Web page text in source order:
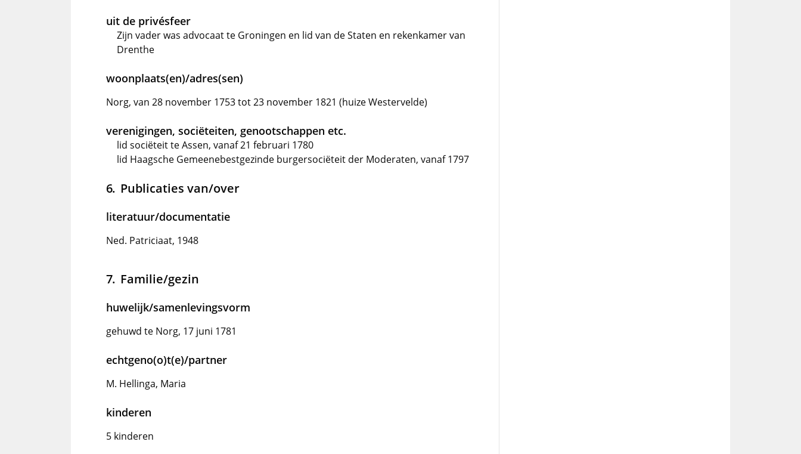
uit de privésfeer
Zijn vader was advocaat te Groningen en lid van de Staten en rekenkamer van
Drenthe
woonplaats(en)/adres(sen)
Norg, van 28 november 1753 tot 23 november 1821 (huize Westervelde)
verenigingen, sociëteiten, genootschappen etc.
lid sociëteit te Assen, vanaf 21 februari 1780
lid Haagsche Gemeenebestgezinde burgersociëteit der Moderaten, vanaf 1797
Publicaties van/over
literatuur/documentatie
Ned. Patriciaat, 1948
Familie/gezin
huwelijk/samenlevingsvorm
gehuwd te Norg, 17 juni 1781
echtgeno(o)t(e)/partner
M. Hellinga, Maria
kinderen
5 kinderen